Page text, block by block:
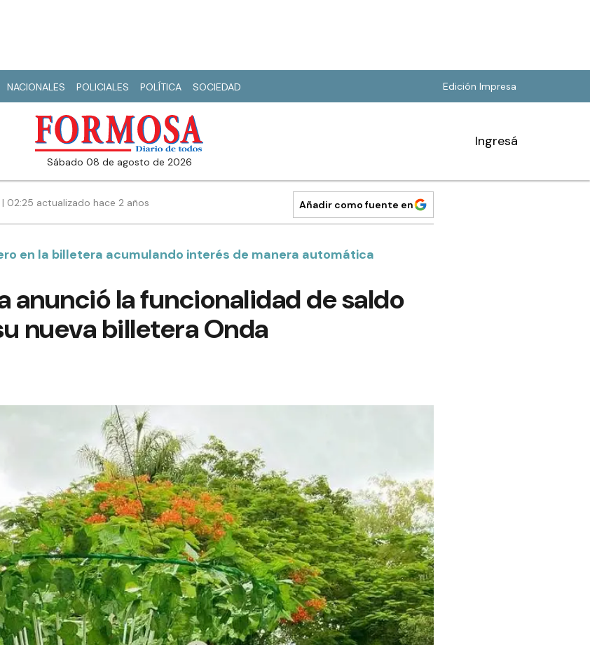
NACIONALES POLICIALES POLÍTICA SOCIEDAD Edición Impresa
sábado 08 de agosto de 2026
Ingresá
02:25 actualizado hace 2 años Añadir como fuente en
en la billetera acumulando interés de manera automática
anunció la funcionalidad de saldo
nueva billetera Onda